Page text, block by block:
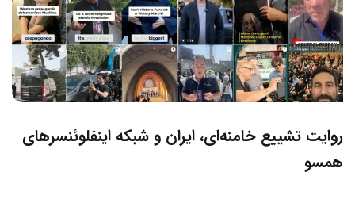
روایت تشییع خامنه‌ای، ایران و شبکه اینفلوئنسرهای
همسو